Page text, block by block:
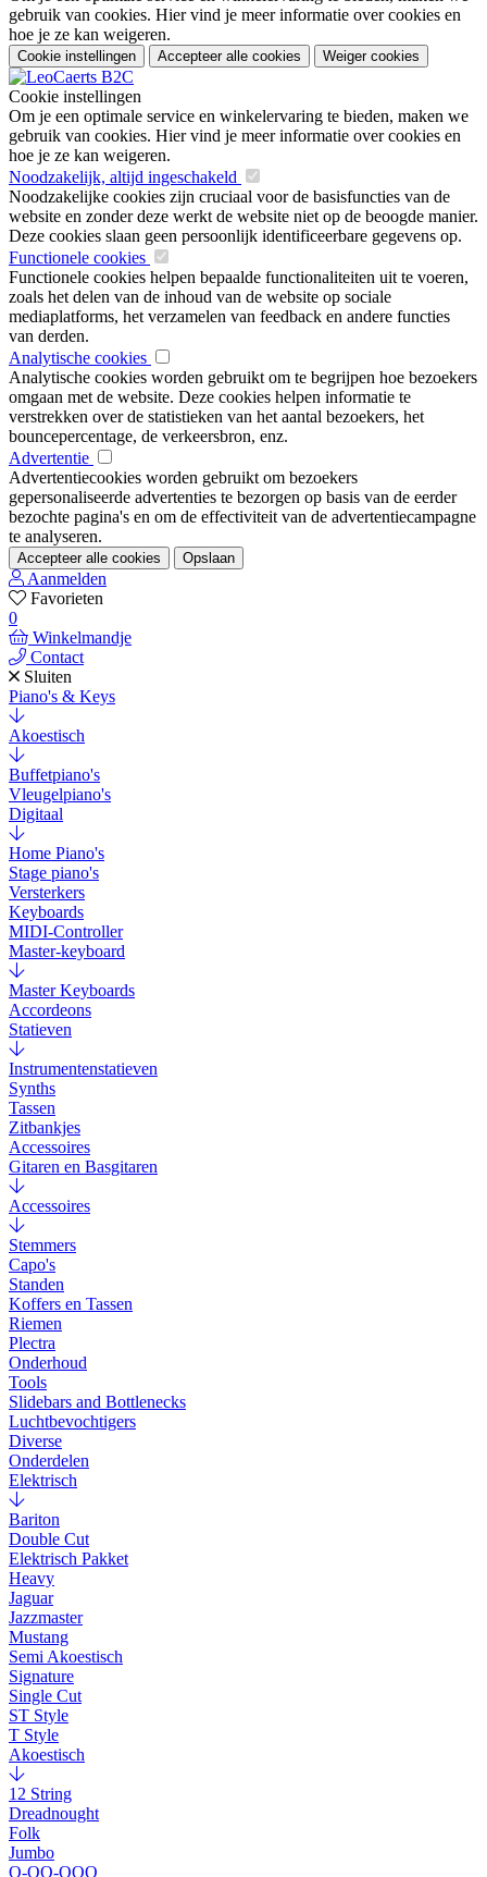
gebruik van cookies. Hier vind je meer informatie over cookies en
hoe je ze kan weigeren.
Cookie instellingen Accepteer alle cookies Weiger cookies
Cookie instellingen
Om je een optimale service en winkelervaring te bieden, maken we
gebruik van cookies. Hier vind je meer informatie over cookies en
hoe je ze kan weigeren.
Noodzakelijk, altijd ingeschakeld
Noodzakelijke cookies zijn cruciaal voor de basisfuncties van de
website en zonder deze werkt de website niet op de beoogde manier.
Deze cookies slaan geen persoonlijk identificeerbare gegevens op.
Functionele cookies
Functionele cookies helpen bepaalde functionaliteiten uit te voeren,
zoals het delen van de inhoud van de website op sociale
mediaplatforms, het verzamelen van feedback en andere functies
van derden.
Analytische cookies
Analytische cookies worden gebruikt om te begrijpen hoe bezoekers
omgaan met de website. Deze cookies helpen informatie te
verstrekken over de statistieken van het aantal bezoekers, het
bouncepercentage, de verkeersbron, enz.
Advertentie
Advertentiecookies worden gebruikt om bezoekers
gepersonaliseerde advertenties te bezorgen op basis van de eerder
bezochte pagina's en om de effectiviteit van de advertentiecampagne
te analyseren.
Accepteer alle cookies Opslaan
Aanmelden
Favorieten
0
Winkelmandje
Contact
Sluiten
Piano's & Keys
Akoestisch
Buffetpiano's
Vleugelpiano's
Digitaal
Home Piano's
Stage piano's
Versterkers
Keyboards
MIDI-Controller
Master-keyboard
Master Keyboards
Accordeons
Statieven
Instrumentenstatieven
Synths
Tassen
Zitbankjes
Accessoires
Gitaren en Basgitaren
Accessoires
Stemmers
Capo's
Standen
Koffers en Tassen
Riemen
Plectra
Onderhoud
Tools
Slidebars and Bottlenecks
Luchtbevochtigers
Diverse
Onderdelen
Elektrisch
Bariton
Double Cut
Elektrisch Pakket
Heavy
Jaguar
Jazzmaster
Mustang
Semi Akoestisch
Signature
Single Cut
ST Style
T Style
Akoestisch
12 String
Dreadnought
Folk
Jumbo
O-OO-OOO